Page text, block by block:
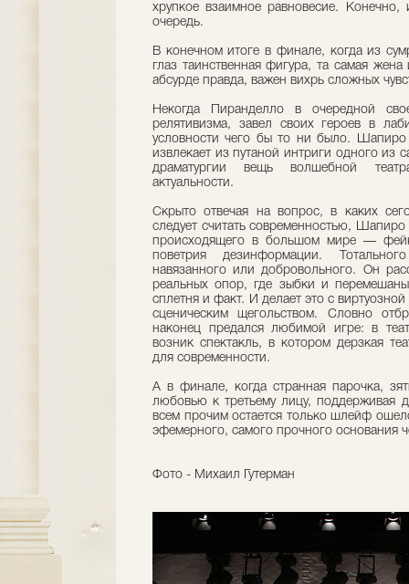
хрупкое взаимное равновесие.
очередь.
В конечном итоге в финале, когда из
глаз таинственная фигура, та самая
абсурде правда, важен вихрь сложных
Некогда Пиранделло в очередной
релятивизма, завел своих героев в
условности чего бы то ни было. Шапиро
извлекает из путаной интриги одного
драматургии вещь волшебной
актуальности.
Скрыто отвечая на вопрос, в каких
следует считать современностью,
происходящего в большом мире —
поветрия дезинформации.
навязанного или добровольного. Он
реальных опор, где зыбки и
сплетня и факт. И делает это с
сценическим щегольством. Словно
наконец предался любимой игре: в
возник спектакль, в котором дерзкая
для современности.
А в финале, когда странная парочка,
любовью к третьему лицу, поддерживая
всем прочим остается только шлейф
эфемерного, самого прочного основания
Фото - Михаил Гутерман